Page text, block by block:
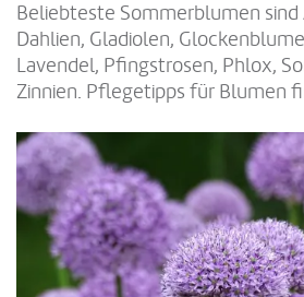
Beliebteste Sommerblumen
Dahlien, Gladiolen,
Lavendel, Pfingstrosen, Phlox,
Zinnien. Pflegetipps für Blumen